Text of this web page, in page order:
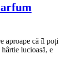
aproape că îl poți
lucioasă, e